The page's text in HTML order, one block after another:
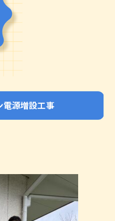
電源増設工事